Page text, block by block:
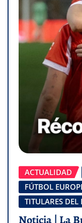
ACTUALIDAD
FÚTBOL
TITULARES DEL
Noticia | La